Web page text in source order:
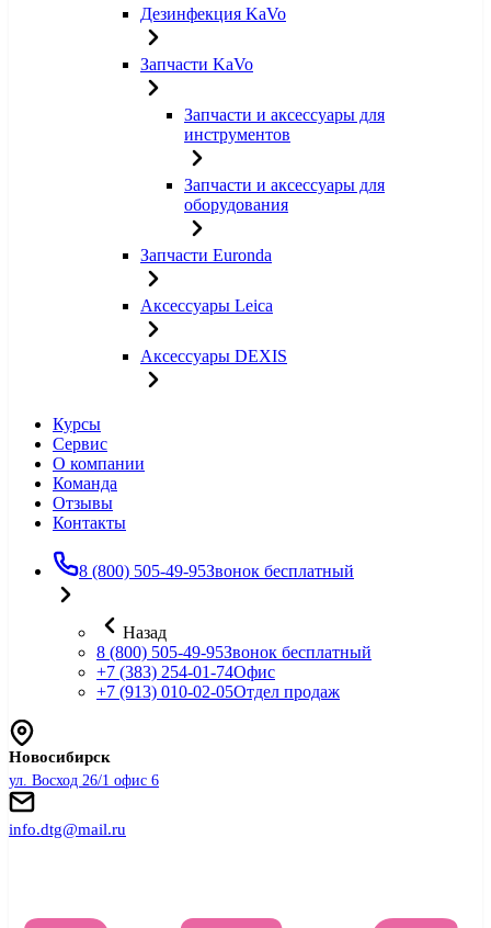
Дезинфекция KaVo
Запчасти KaVo
Запчасти и аксессуары для
инструментов
Запчасти и аксессуары для
оборудования
Запчасти Euronda
Аксессуары Leica
Аксессуары DEXIS
Курсы
Сервис
О компании
Команда
Отзывы
Контакты
8 (800) 505-49-95Звонок бесплатный
Назад
8 (800) 505-49-95Звонок бесплатный
+7 (383) 254-01-74Офис
+7 (913) 010-02-05Отдел продаж
Новосибирск
ул. Восход 26/1 офис 6
info.dtg@mail.ru